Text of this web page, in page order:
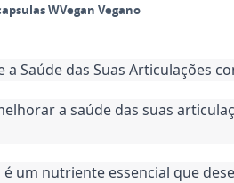
WVegan Vegano
a Saúde das Suas Articulações
a saúde das suas
um nutriente essencial que